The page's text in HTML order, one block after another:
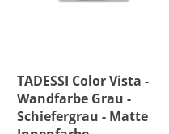
TADESSI Color Vista -
Wandfarbe Grau -
Schiefergrau - Matte